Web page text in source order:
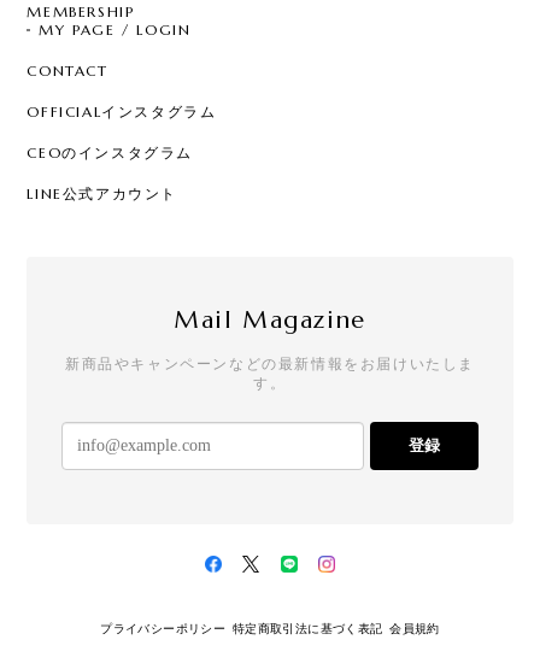
MEMBERSHIP
MY PAGE / LOGIN
CONTACT
OFFICIALインスタグラム
CEOのインスタグラム
LINE公式アカウント
Mail Magazine
新商品やキャンペーンなどの最新情報をお届けいたしま
す。
登録
プライバシーポリシー 特定商取引法に基づく表記 会員規約